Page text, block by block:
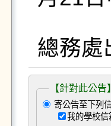
【針對此公
寄公告至下列
我的學校信